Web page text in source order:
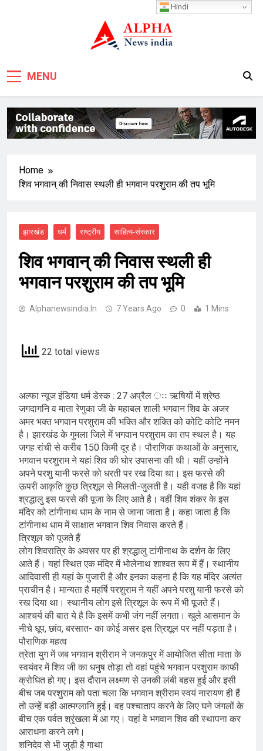
MENU
Home
शिव भगवान् की निवास स्थली ही भगवान परशुराम की तप भूमि
झारखंड धर्म राष्ट्रीय साहित्य-संस्कार
शिव भगवान् की निवास स्थली ही
भगवान परशुराम की तप भूमि
Alphanewsindia.in 7 Years Ago 0 1 Mins
22 total views
अल्फा न्यूज इंडिया धर्म डेस्क : 27 अप्रैल ःः ऋषियों में श्रेष्ठ
जगदागनि व माता रेणुका जी के महाबल शाली भगवान शिव के अजर
अमर भक्त भगवान परशुराम की भक्ति और शक्ति को कोटि कोटि नमन
है। झारखंड के गुमला जिले में भगवान परशुराम का तप स्थल है। यह
जगह रांची से करीब 150 किमी दूर है। पौराणिक कथाओं के अनुसार,
भगवान परशुराम ने यहां शिव की घोर उपासना की थी। यहीं उन्होंने
अपने परशु यानी फरसे को धरती पर रख दिया था। इस फरसे की
ऊपरी आकृति कुछ त्रिशूल से मिलती-जुलती है। यही वजह है कि यहां
श्रद्धालु इस फरसे की पूजा के लिए आते है। वहीं शिव शंकर के इस
मंदिर को टांगीनाथ धाम के नाम से जाना जाता है। कहा जाता है कि
टांगीनाथ धाम में साक्षात भगवान शिव निवास करते हैं।
त्रिशूल को पूजते हैं
लोग शिवरात्रि के अवसर पर ही श्रद्धालु टांगीनाथ के दर्शन के लिए
आते हैं। यहां स्थ‍ित एक मंदिर में भोलेनाथ शाश्वत रूप में हैं। स्थानीय
आदिवासी ही यहां के पुजारी है और इनका कहना है कि यह मंदिर अत्यंत
प्राचीन है। मान्यता है महर्षि परशुराम ने यहीं अपने परशु यानी फरसे को
रख दिया था। स्थानीय लोग इसे त्रिशूल के रूप में भी पूजते हैं।
आश्चर्य की बात ये है कि इसमें कभी जंग नहीं लगता। खुले आसमान के
नीचे धूप, छांव, बरसात- का कोई असर इस त्रिशूल पर नहीं पड़ता है।
पौराणिक महत्व
त्रेता युग में जब भगवान श्रीराम ने जनकपुर में आयोजित सीता माता के
स्वयंवर में शिव जी का धनुष तोड़ा तो वहां पहुंचे भगवान परशुराम काफी
क्रोधित हो गए। इस दौरान लक्ष्मण से उनकी लंबी बहस हुई और इसी
बीच जब परशुराम को पता चला कि भगवान श्रीराम स्वयं नारायण ही हैं
तो उन्हें बड़ी आत्मग्लानि हुई। वह पश्चाताप करने के लिए घने जंगलों के
बीच एक पर्वत श्रृंखला में आ गए। यहां वे भगवान शिव की स्थापना कर
आराधना करने लगे।
शनिदेव से भी जुड़ी है गाथा
Hindi